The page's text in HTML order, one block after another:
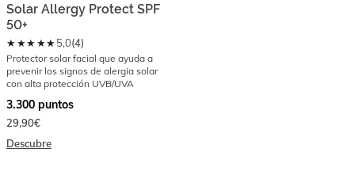
Solar Allergy Protect SPF
50+
★★★★★5,0(4)
Protector solar facial que ayuda a
prevenir los signos de alergia solar
con alta protección UVB/UVA
3.300 puntos
29,90€
Descubre